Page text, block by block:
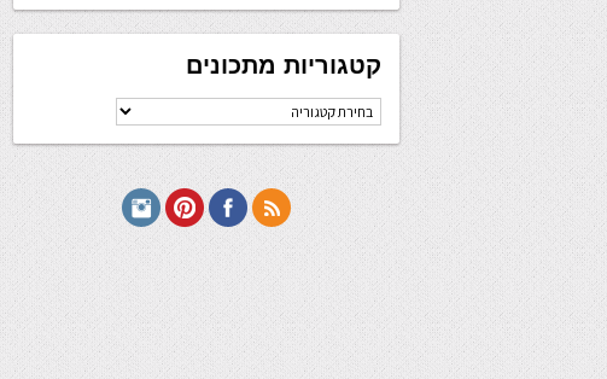
קטגוריות מתכונים
קטגוריות
מתכונים